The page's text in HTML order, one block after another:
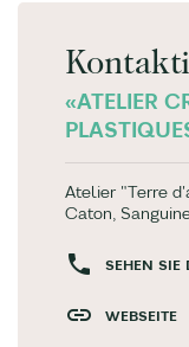
«ATELIER
Atelier "Terre
Caton,
SEHEN SIE
WEBSEITE